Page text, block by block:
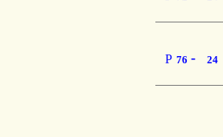
P 76 - 24